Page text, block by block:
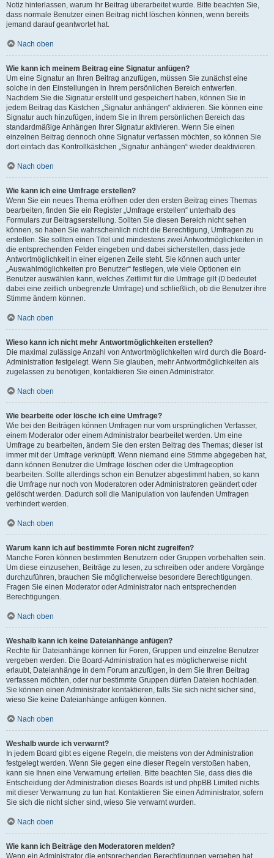
Notiz hinterlassen, warum Ihr Beitrag überarbeitet wurde. Bitte beachten Sie,
dass normale Benutzer einen Beitrag nicht löschen können, wenn bereits
jemand darauf geantwortet hat.
Nach oben
Wie kann ich meinem Beitrag eine Signatur anfügen?
Um eine Signatur an Ihren Beitrag anzufügen, müssen Sie zunächst eine
solche in den Einstellungen in Ihrem persönlichen Bereich entwerfen.
Nachdem Sie die Signatur erstellt und gespeichert haben, können Sie in
jedem Beitrag das Kästchen „Signatur anhängen“ aktivieren. Sie können eine
Signatur auch hinzufügen, indem Sie in Ihrem persönlichen Bereich das
standardmäßige Anhängen Ihrer Signatur aktivieren. Wenn Sie einen
einzelnen Beitrag dennoch ohne Signatur verfassen möchten, so können Sie
dort einfach das Kontrollkästchen „Signatur anhängen“ wieder deaktivieren.
Nach oben
Wie kann ich eine Umfrage erstellen?
Wenn Sie ein neues Thema eröffnen oder den ersten Beitrag eines Themas
bearbeiten, finden Sie ein Register „Umfrage erstellen“ unterhalb des
Formulars zur Beitragserstellung. Sollten Sie diesen Bereich nicht sehen
können, so haben Sie wahrscheinlich nicht die Berechtigung, Umfragen zu
erstellen. Sie sollten einen Titel und mindestens zwei Antwortmöglichkeiten in
die entsprechenden Felder eingeben und dabei sicherstellen, dass jede
Antwortmöglichkeit in einer eigenen Zeile steht. Sie können auch unter
„Auswahlmöglichkeiten pro Benutzer“ festlegen, wie viele Optionen ein
Benutzer auswählen kann, welches Zeitlimit für die Umfrage gilt (0 bedeutet
dabei eine zeitlich unbegrenzte Umfrage) und schließlich, ob die Benutzer ihre
Stimme ändern können.
Nach oben
Wieso kann ich nicht mehr Antwortmöglichkeiten erstellen?
Die maximal zulässige Anzahl von Antwortmöglichkeiten wird durch die Board-
Administration festgelegt. Wenn Sie glauben, mehr Antwortmöglichkeiten als
zugelassen zu benötigen, kontaktieren Sie einen Administrator.
Nach oben
Wie bearbeite oder lösche ich eine Umfrage?
Wie bei den Beiträgen können Umfragen nur vom ursprünglichen Verfasser,
einem Moderator oder einem Administrator bearbeitet werden. Um eine
Umfrage zu bearbeiten, ändern Sie den ersten Beitrag des Themas; dieser ist
immer mit der Umfrage verknüpft. Wenn niemand eine Stimme abgegeben hat,
dann können Benutzer die Umfrage löschen oder die Umfrageoption
bearbeiten. Sollte allerdings schon ein Benutzer abgestimmt haben, so kann
die Umfrage nur noch von Moderatoren oder Administratoren geändert oder
gelöscht werden. Dadurch soll die Manipulation von laufenden Umfragen
verhindert werden.
Nach oben
Warum kann ich auf bestimmte Foren nicht zugreifen?
Manche Foren können bestimmten Benutzern oder Gruppen vorbehalten sein.
Um diese einzusehen, Beiträge zu lesen, zu schreiben oder andere Vorgänge
durchzuführen, brauchen Sie möglicherweise besondere Berechtigungen.
Fragen Sie einen Moderator oder Administrator nach entsprechenden
Berechtigungen.
Nach oben
Weshalb kann ich keine Dateianhänge anfügen?
Rechte für Dateianhänge können für Foren, Gruppen und einzelne Benutzer
vergeben werden. Die Board-Administration hat es möglicherweise nicht
erlaubt, Dateianhänge in dem Forum anzufügen, in dem Sie Ihren Beitrag
verfassen möchten, oder nur bestimmte Gruppen dürfen Dateien hochladen.
Sie können einen Administrator kontaktieren, falls Sie sich nicht sicher sind,
wieso Sie keine Dateianhänge anfügen können.
Nach oben
Weshalb wurde ich verwarnt?
In jedem Board gibt es eigene Regeln, die meistens von der Administration
festgelegt werden. Wenn Sie gegen eine dieser Regeln verstoßen haben,
kann sie Ihnen eine Verwarnung erteilen. Bitte beachten Sie, dass dies die
Entscheidung der Administration dieses Boards ist und phpBB Limited nichts
mit dieser Verwarnung zu tun hat. Kontaktieren Sie einen Administrator, sofern
Sie sich die nicht sicher sind, wieso Sie verwarnt wurden.
Nach oben
Wie kann ich Beiträge den Moderatoren melden?
Wenn ein Administrator die entsprechenden Berechtigungen vergeben hat,